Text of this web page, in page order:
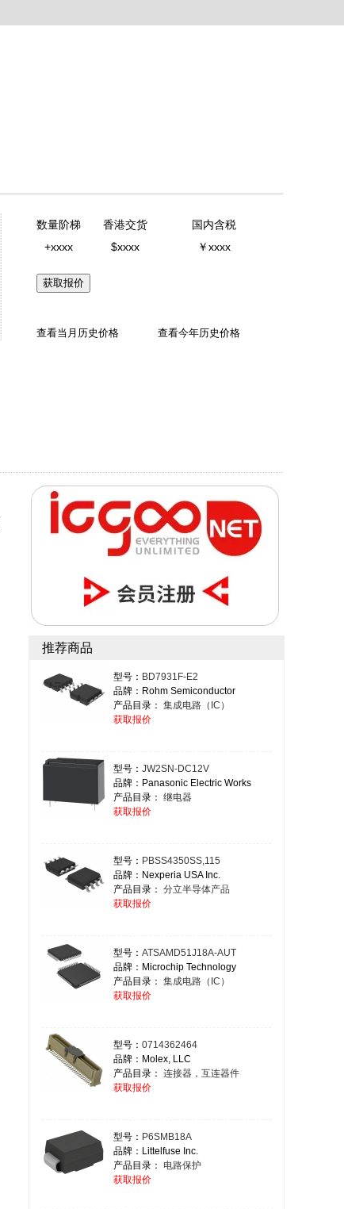
数量阶梯 香港交货
国内含税
+xxxx
$xxxx ￥xxxx
获取报价
查看当月历史价格 查看今年历史价格
推荐商品
型号： BD7931F-E2
品牌：Rohm Semiconductor
产品目录： 集成电路（IC）
获取报价
型号： JW2SN-DC12V
品牌：Panasonic Electric Works
产品目录： 继电器
获取报价
型号： PBSS4350SS,115
品牌：Nexperia USA Inc.
产品目录： 分立半导体产品
获取报价
型号： ATSAMD51J18A-AUT
品牌：Microchip Technology
产品目录： 集成电路（IC）
获取报价
型号： 0714362464
品牌：Molex, LLC
产品目录： 连接器，互连器件
获取报价
型号： P6SMB18A
品牌：Littelfuse Inc.
产品目录： 电路保护
获取报价